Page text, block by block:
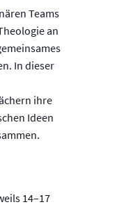
Teams
an
In dieser
ihre
Ideen
14–17